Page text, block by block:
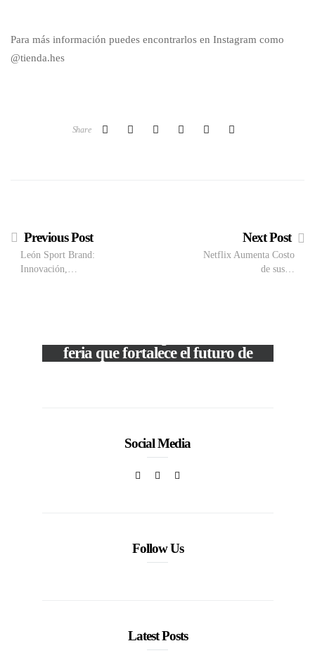
Para más información puedes encontrarlos en Instagram como
@tienda.hes
Share
Previous Post
León Sport Brand:
Innovación,…
Next Post
Netflix Aumenta Costo
de sus…
feria que fortalece el futuro de
Social Media
Follow Us
Latest Posts